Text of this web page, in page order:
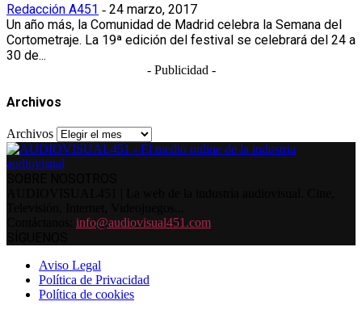
Redacción A451 - 24 marzo, 2017
Un año más, la Comunidad de Madrid celebra la Semana del
Cortometraje. La 19ª edición del festival se celebrará del 24 a
30 de...
- Publicidad -
Archivos
Archivos
info@audiovisual451.com
Aviso Legal
Política de Privacidad
Política de cookies